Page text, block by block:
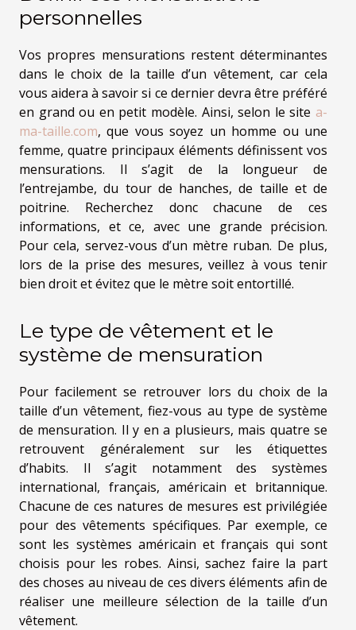
personnelles
Vos propres mensurations restent déterminantes
dans le choix de la taille d’un vêtement, car cela
vous aidera à savoir si ce dernier devra être préféré
en grand ou en petit modèle. Ainsi, selon le site a-
ma-taille.com, que vous soyez un homme ou une
femme, quatre principaux éléments définissent vos
mensurations. Il s’agit de la longueur de
l’entrejambe, du tour de hanches, de taille et de
poitrine. Recherchez donc chacune de ces
informations, et ce, avec une grande précision.
Pour cela, servez-vous d’un mètre ruban. De plus,
lors de la prise des mesures, veillez à vous tenir
bien droit et évitez que le mètre soit entortillé.
Le type de vêtement et le
système de mensuration
Pour facilement se retrouver lors du choix de la
taille d’un vêtement, fiez-vous au type de système
de mensuration. Il y en a plusieurs, mais quatre se
retrouvent généralement sur les étiquettes
d’habits. Il s’agit notamment des systèmes
international, français, américain et britannique.
Chacune de ces natures de mesures est privilégiée
pour des vêtements spécifiques. Par exemple, ce
sont les systèmes américain et français qui sont
choisis pour les robes. Ainsi, sachez faire la part
des choses au niveau de ces divers éléments afin de
réaliser une meilleure sélection de la taille d’un
vêtement.